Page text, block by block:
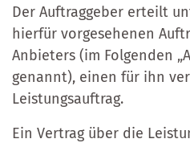
Der Auftraggeber erteilt
hierfür vorgesehenen
Anbieters (im Folgenden
genannt), einen für ihn
Leistungsauftrag.
Ein Vertrag über die